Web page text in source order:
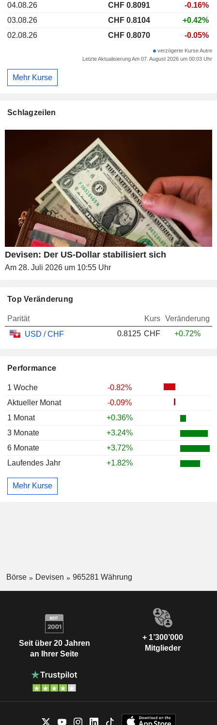
04.08.26
CHF 0.8091
-0.16%
03.08.26
CHF 0.8104
+0.42%
02.08.26
CHF 0.8070 -0.05%
verzögerte Kurse Autre
Letzte Aktualisierung Am 07. August 2026 um 00:03 Uhr
Mehr Kurse
Schlagzeilen
Devisen: Der US-Dollar stabilisiert sich
Am 28. Juli 2026 um 10:55 Uhr
Top Veränderung
Parität Kurs Veränderung
USD / CHF
0.8125 CHF +0.72%
Performance
1 Woche
-0.82%
Aktueller Monat
-0.09%
1 Monat
+0.36%
3 Monate
+3.24%
6 Monate
+3.72%
Laufendes Jahr
+1.82%
Mehr Kurse
Börse Devisen 965281 Währung
Seit über 20 Jahren
an Ihrer Seite
+ 1’300’000
Mitglieder